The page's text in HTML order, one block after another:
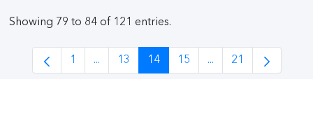
Showing 79 to 84 of 121 entries.
Page
1 ...
Intermediate Pages Use TAB to navigate.
Page
13
Page
14
Page
15 ...
Intermediate Pages
Page
21